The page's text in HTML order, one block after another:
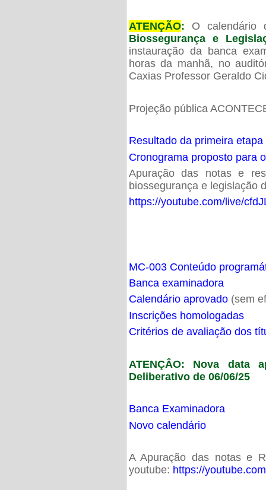
ATENÇÃO: O calendário
Biossegurança e
instauração da banca
horas da manhã, no
Caxias Professor Geraldo
Projeção pública
Resultado da primeira
Cronograma proposto para
Apuração das notas e
biossegurança e legislação
https://youtube.com/live/
MC-003 Conteúdo
Banca examinadora
Calendário aprovado(sem
Inscrições homologadas
Critérios de avaliação dos
ATENÇÂO: Nova data
Deliberativo de 06/06/25
Banca Examinadora
Novo calendário
A Apuração das notas e
youtube: https://